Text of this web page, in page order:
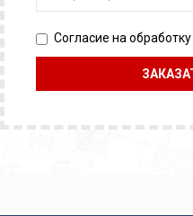
Согласие на обработку